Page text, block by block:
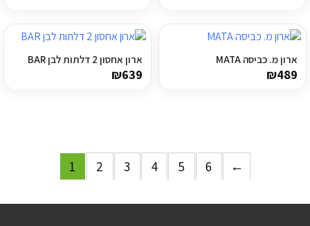
ארון מ. כביסה MATA
₪489
ארון אחסון 2 דלתות לבן BAR
₪639
1 2 3 4 5 6 ←